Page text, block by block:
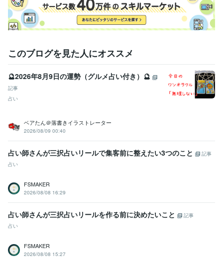
このブログを見た人にオススメ
🔮2026年8月9日の運勢（グルメ占い付き）🔮
記事
占い
ベアたん＠落書きイラストレーター
2026/08/09 00:40
占い師さんが三択占いリールで集客前に整えたい3つのこと
記事
占い
FSMAKER
2026/08/08 16:29
占い師さんが三択占いリールを作る前に決めたいこと
記事
占い
FSMAKER
2026/08/08 15:27